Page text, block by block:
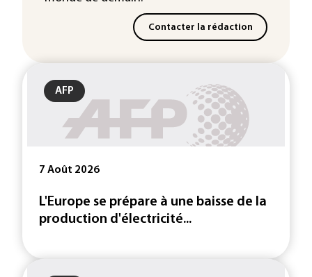
Contacter la rédaction
AFP
7 Août 2026
L'Europe se prépare à une baisse de la
production d'électricité...